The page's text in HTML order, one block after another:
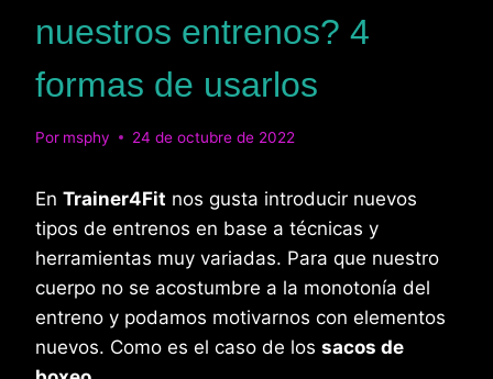
nuestros entrenos? 4
formas de usarlos
Por msphy 24 de octubre de 2022
En Trainer4Fit nos gusta introducir nuevos
tipos de entrenos en base a técnicas y
herramientas muy variadas. Para que nuestro
cuerpo no se acostumbre a la monotonía del
entreno y podamos motivarnos con elementos
nuevos. Como es el caso de los sacos de